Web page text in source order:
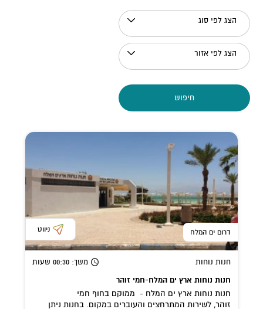
הצג לפי סוג
הצג לפי אזור
חיפוש
דרום ים המלח ניווט
חנות נוחות משך: 00:30 שעות
חנות נוחות ארץ ים המלח-חמי זוהר
חנות נוחות ארץ ים המלח - ממוקם בחוף חמי
זוהר, לשירות המתרחצים והעוברים במקום. בחנות ניתן